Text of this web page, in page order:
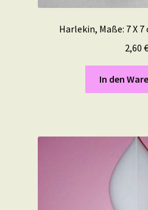
Harlekin, Maße: 7 X
2,60 €
In den